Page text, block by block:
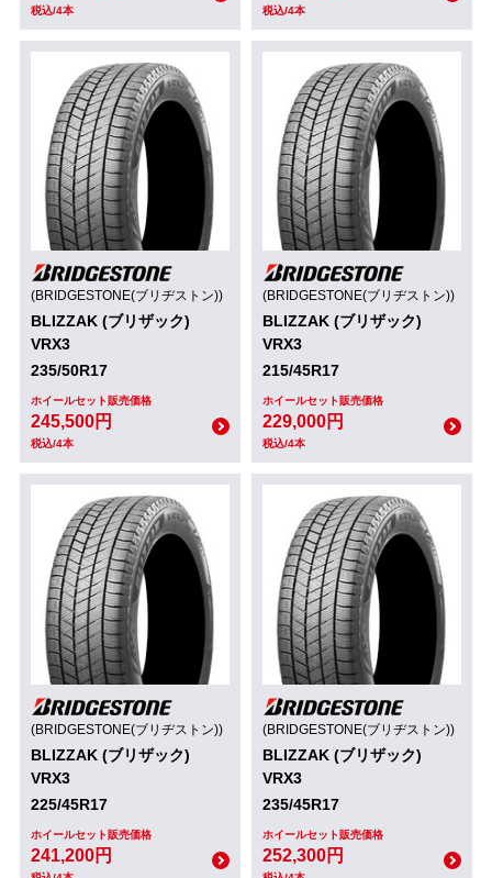
税込/4本 税込/4本
(BRIDGESTONE(ブリヂストン))
BLIZZAK (ブリザック)
VRX3
235/50R17
ホイールセット販売価格
245,500円
税込/4本
(BRIDGESTONE(ブリヂストン))
BLIZZAK (ブリザック)
VRX3
215/45R17
ホイールセット販売価格
229,000円
税込/4本
(BRIDGESTONE(ブリヂストン))
BLIZZAK (ブリザック)
VRX3
225/45R17
ホイールセット販売価格
241,200円
(BRIDGESTONE(ブリヂストン))
BLIZZAK (ブリザック)
VRX3
235/45R17
ホイールセット販売価格
252,300円